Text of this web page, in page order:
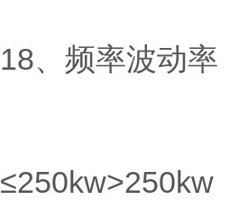
18、频率波动率
≤250kw>250kw